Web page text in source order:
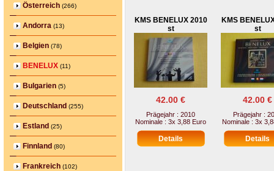
Österreich (266)
Andorra (13)
Belgien (78)
BENELUX (11)
Bulgarien (5)
Deutschland (255)
Estland (25)
Finnland (80)
Frankreich (102)
KMS BENELUX 2010
st
42.00 €
Prägejahr : 2010
Nominale : 3x 3,88 Euro
KMS
st
42.00 €
Prägejahr :
Nominale : 3x